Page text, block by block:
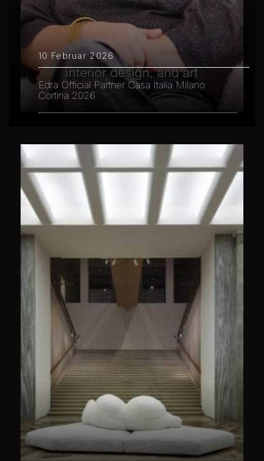
10 Februar 2026
Edra Official Partner Casa Italia Milano
Cortina 2026